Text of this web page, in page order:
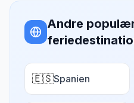
Andre
🇪🇸Spanien